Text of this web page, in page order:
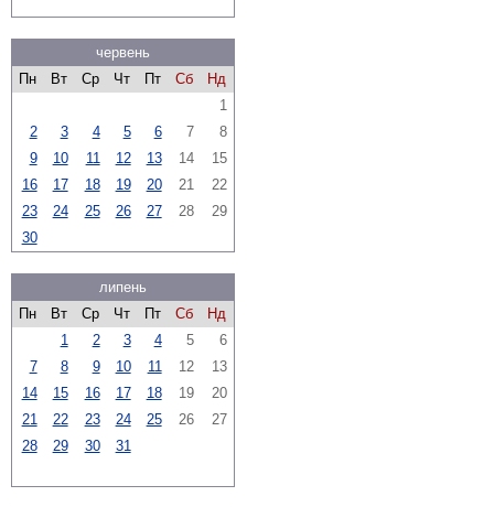
червень
Пн
Вт Ср Чт Пт Сб
Нд
1
2
3 4 5 6 7
8
9
10 11 12 13 14
15
16
17 18 19 20 21
22
23
24 25 26 27 28
29
30
липень
Пн
Вт Ср Чт Пт Сб
Нд
1
2 3 4 5
6
7
8 9 10 11 12
13
14
15 16 17 18 19
20
21
22 23 24 25 26
27
28
29 30 31